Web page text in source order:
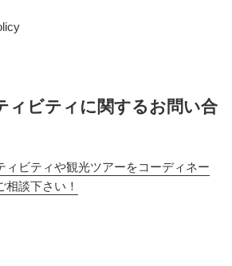
ィビティに関するお問い合
ィビティや観光ツアーをコーディネー
相談下さい！